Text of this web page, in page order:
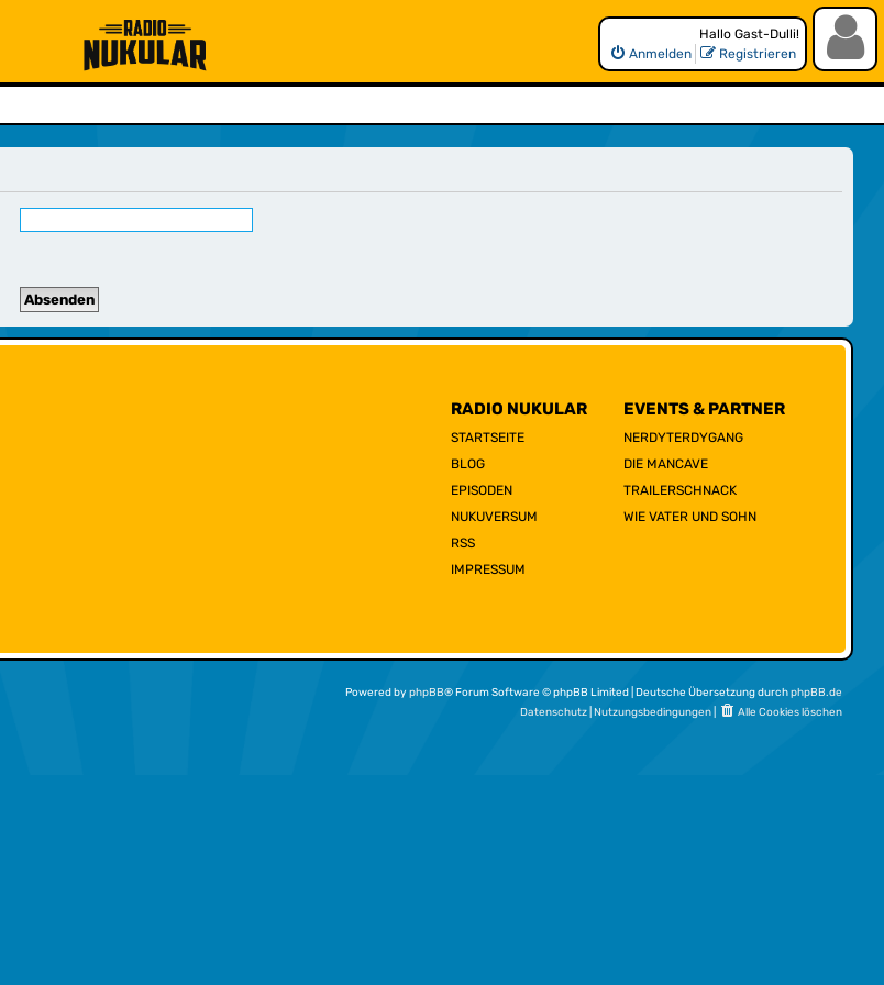
Hallo Gast-Dulli!
Anmelden
Registrieren
RADIO NUKULAR
STARTSEITE
BLOG
EPISODEN
NUKUVERSUM
RSS
IMPRESSUM
EVENTS & PARTNER
NERDYTERDYGANG
DIE MANCAVE
TRAILERSCHNACK
WIE VATER UND SOHN
Powered by phpBB® Forum Software © phpBB Limited | Deutsche Übersetzung durchphpBB.de
Datenschutz Nutzungsbedingungen Alle Cookies löschen